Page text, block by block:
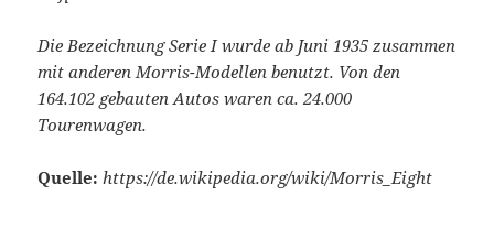
Die Bezeichnung Serie I wurde ab Juni 1935 zusammen
mit anderen Morris-Modellen benutzt. Von den
164.102 gebauten Autos waren ca. 24.000
Tourenwagen.
Quelle: https://de.wikipedia.org/wiki/Morris_Eight